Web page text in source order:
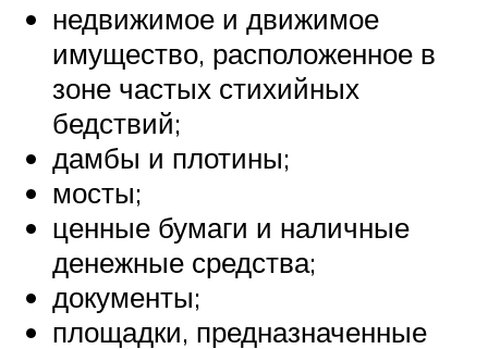
недвижимое и движимое
имущество, расположенное в
зоне частых стихийных
бедствий;
дамбы и плотины;
мосты;
ценные бумаги и наличные
денежные средства;
документы;
площадки, предназначенные